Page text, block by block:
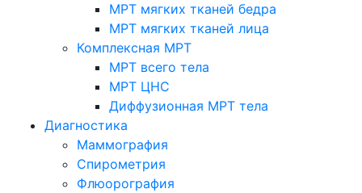
МРТ мягких тканей бедра
МРТ мягких тканей лица
Комплексная МРТ
МРТ всего тела
МРТ ЦНС
Диффузионная МРТ тела
Диагностика
Маммография
Спирометрия
Флюорография